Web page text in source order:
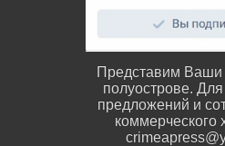
Представим Ваши
полуострове.
предложений и
коммерческого